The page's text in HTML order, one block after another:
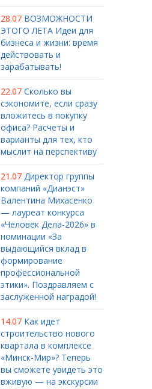
28.07 ВОЗМОЖНОСТИ
ЭТОГО ЛЕТА Идеи для
бизнеса и жизни: время
действовать и
зарабатывать!
22.07 Сколько вы
сэкономите, если сразу
вложитесь в покупку
офиса? Расчеты и
варианты для тех, кто
мыслит на перспективу
21.07 Директор группы
компаний «Дианэст»
Валентина Михасенко
— лауреат конкурса
«Человек Дела-2026» в
номинации «За
выдающийся вклад в
формирование
профессиональной
этики». Поздравляем с
заслуженной наградой!
14.07 Как идет
строительство нового
квартала в комплексе
«Минск-Мир»? Теперь
вы сможете увидеть это
вживую — на экскурсии